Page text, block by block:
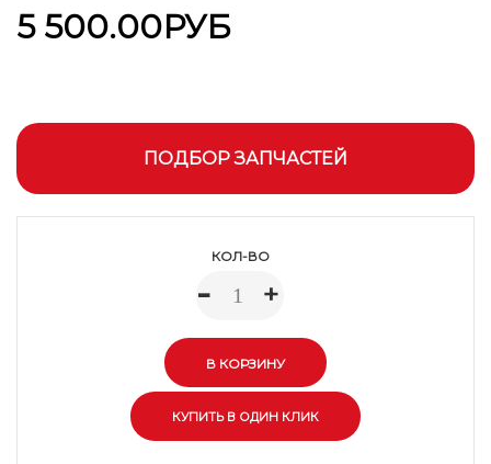
5 500.00РУБ
ПОДБОР ЗАПЧАСТЕЙ
КОЛ-ВО
- +